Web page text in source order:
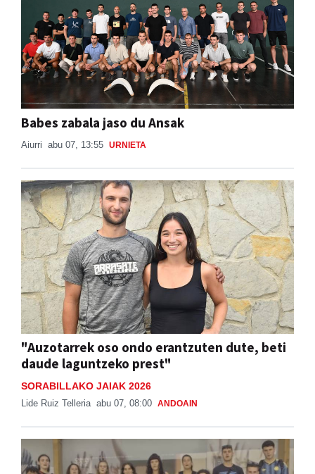
Babes zabala jaso du Ansak
Aiurri abu 07, 13:55 URNIETA
"Auzotarrek oso ondo erantzuten dute, beti
daude laguntzeko prest"
SORABILLAKO JAIAK 2026
Lide Ruiz Telleria abu 07, 08:00 ANDOAIN